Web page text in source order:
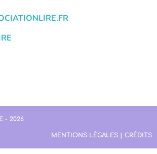
- 2026
MENTIONS LÉGALES | CRÉDITS